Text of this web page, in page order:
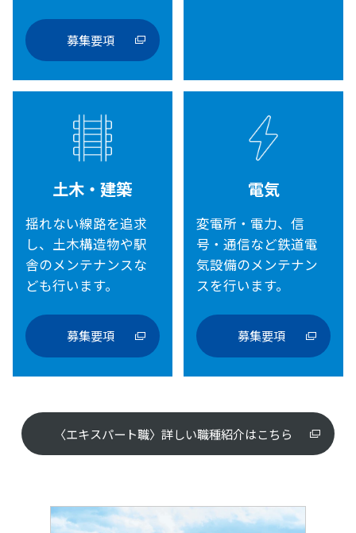
募集要項
土木・建築
揺れない線路を追求
し、土木構造物や駅
舎のメンテナンスな
ども行います。
募集要項
電気
変電所・電力、信
号・通信など鉄道電
気設備のメンテナン
スを行います。
募集要項
〈エキスパート職〉詳しい職種紹介はこちら